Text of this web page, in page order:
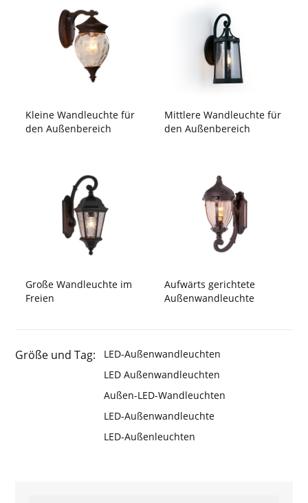
Kleine Wandleuchte für
den Außenbereich
Mittlere Wandleuchte für
den Außenbereich
Große Wandleuchte im
Freien
Aufwärts gerichtete
Außenwandleuchte
Größe und Tag:
LED-Außenwandleuchten
LED Außenwandleuchten
Außen-LED-Wandleuchten
LED-Außenwandleuchte
LED-Außenleuchten